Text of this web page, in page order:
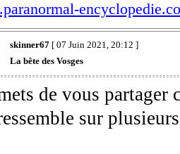
skinner67[ 07 Juin 2021, 20:12 ]
La bête des Vosges
de vous
sur